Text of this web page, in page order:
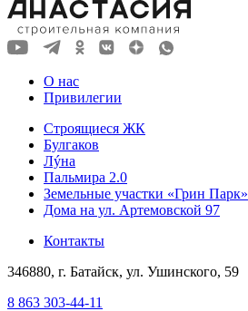
О нас
Привилегии
Строящиеся ЖК
Булгаков
Лýна
Пальмира 2.0
Земельные участки «Грин Парк»
Дома на ул. Артемовской 97
Контакты
346880, г. Батайск, ул. Ушинского, 59
8 863 303-44-11